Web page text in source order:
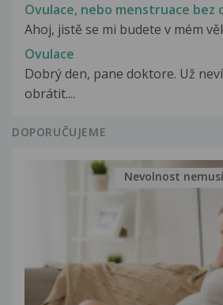
Ovulace, nebo menstruace bez
Ahoj, jistě se mi budete v mém
Ovulace
Dobrý den, pane doktore. Už
obrátit....
DOPORUČUJEME
Nevolnost